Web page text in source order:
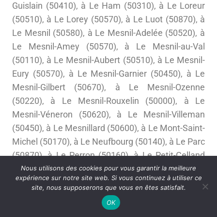
Guislain (50410), à Le Ham (50310), à Le Loreur
(50510), à Le Lorey (50570), à Le Luot (50870), à
Le Mesnil (50580), à Le Mesnil-Adelée (50520), à
Le Mesnil-Amey (50570), à Le Mesnil-au-Val
(50110), à Le Mesnil-Aubert (50510), à Le Mesnil-
Eury (50570), à Le Mesnil-Garnier (50450), à Le
Mesnil-Gilbert (50670), à Le Mesnil-Ozenne
(50220), à Le Mesnil-Rouxelin (50000), à Le
Mesnil-Véneron (50620), à Le Mesnil-Villeman
(50450), à Le Mesnillard (50600), à Le Mont-Saint-
Michel (50170), à Le Neufbourg (50140), à Le Parc
(50870), à Le Perron (50160), à Le Petit-Celland
(50370), à Le Plessis-Lastelle (50250), à Le Rozel
(50340), à Le Tanu (50320), à Le Teilleul (50640),
à Le Val-Saint-Père (50300), à Le Vast (50630), à
Le Vicel (50760), à Lengronne (50450), à Les
Nous utilisons des cookies pour vous garantir la meilleure
expérience sur notre site web. Si vous continuez à utiliser ce
site, nous supposerons que vous en êtes satisfait.
OK